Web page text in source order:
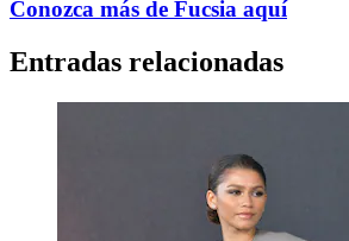
Conozca más de Fucsia aquí
Entradas relacionadas